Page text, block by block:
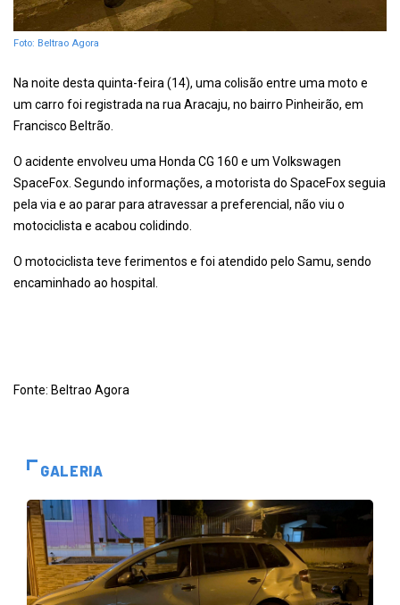
Foto: Beltrao Agora
Na noite desta quinta-feira (14), uma colisão entre uma moto e
um carro foi registrada na rua Aracaju, no bairro Pinheirão, em
Francisco Beltrão.
O acidente envolveu uma Honda CG 160 e um Volkswagen
SpaceFox. Segundo informações, a motorista do SpaceFox seguia
pela via e ao parar para atravessar a preferencial, não viu o
motociclista e acabou colidindo.
O motociclista teve ferimentos e foi atendido pelo Samu, sendo
encaminhado ao hospital.
Fonte: Beltrao Agora
GALERIA